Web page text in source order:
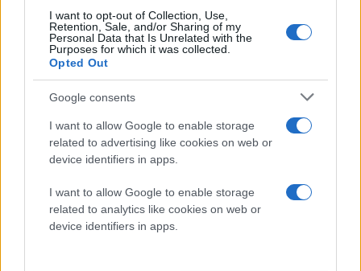
I want to opt-out of Collection, Use,
Retention, Sale, and/or Sharing of my
Personal Data that Is Unrelated with the
Purposes for which it was collected.
Opted Out
Google consents
I want to allow Google to enable storage
related to advertising like cookies on web or
device identifiers in apps.
I want to allow Google to enable storage
related to analytics like cookies on web or
device identifiers in apps.
εξετάζονται υπό το πρίσμα του "parallax effect"
(οπτική μετατόπιση), όπου η σχετική ταχύτητα του
μαχητικού αεροσκάφους σε σχέση με ένα αργά
κινούμενο αντικείμενο (όπως ένα μετεωρολογικό
μπαλόνι) δημιουργεί την ψευδαίσθηση ακραίας
Ο νέος μηχανισμός αναφοράς περιστατικών
ιστότοπο είναι η ανάπτυξη μιας ασφαλούς φόρμας
υποβολής αναφορών. Το σύστημα αυτό, στην πρώτη